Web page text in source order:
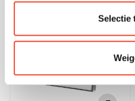
Selectie
DRYSEAL